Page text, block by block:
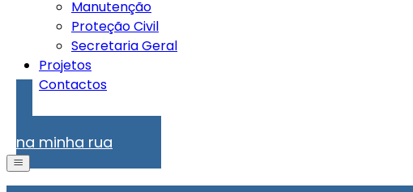
Manutenção
Proteção Civil
Secretaria Geral
Projetos
Contactos
na minha rua